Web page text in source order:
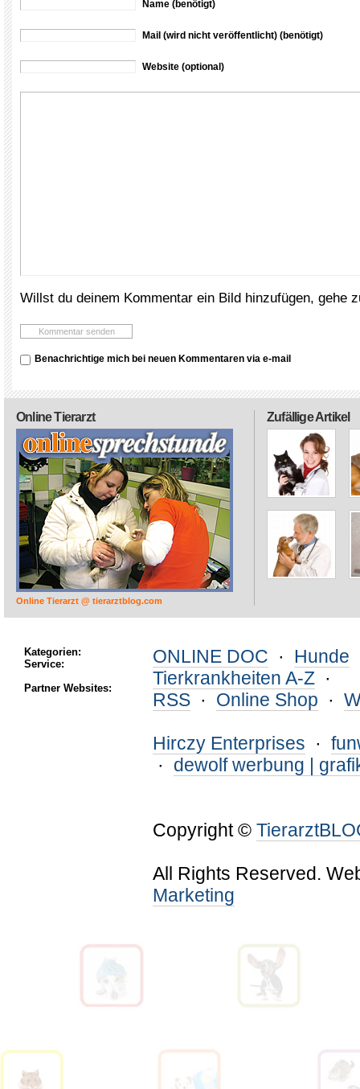
Name (benötigt)
Mail (wird nicht veröffentlicht) (benötigt)
Website (optional)
Willst du deinem Kommentar ein Bild hinzufügen, gehe
Benachrichtige mich bei neuen Kommentaren via e-mail
Zufällige Artikel
Online Tierarzt
Online Tierarzt @ tierarztblog.com
Kategorien:
Service:
Partner Websites:
ONLINE DOC · Hunde
Tierkrankheiten A-Z ·
RSS · Online Shop ·
Hirczy Enterprises ·
· dewolf werbung |
Copyright ©
All Rights Reserved.
Marketing